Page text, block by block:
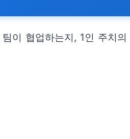
이 협업하는지, 1인 주치